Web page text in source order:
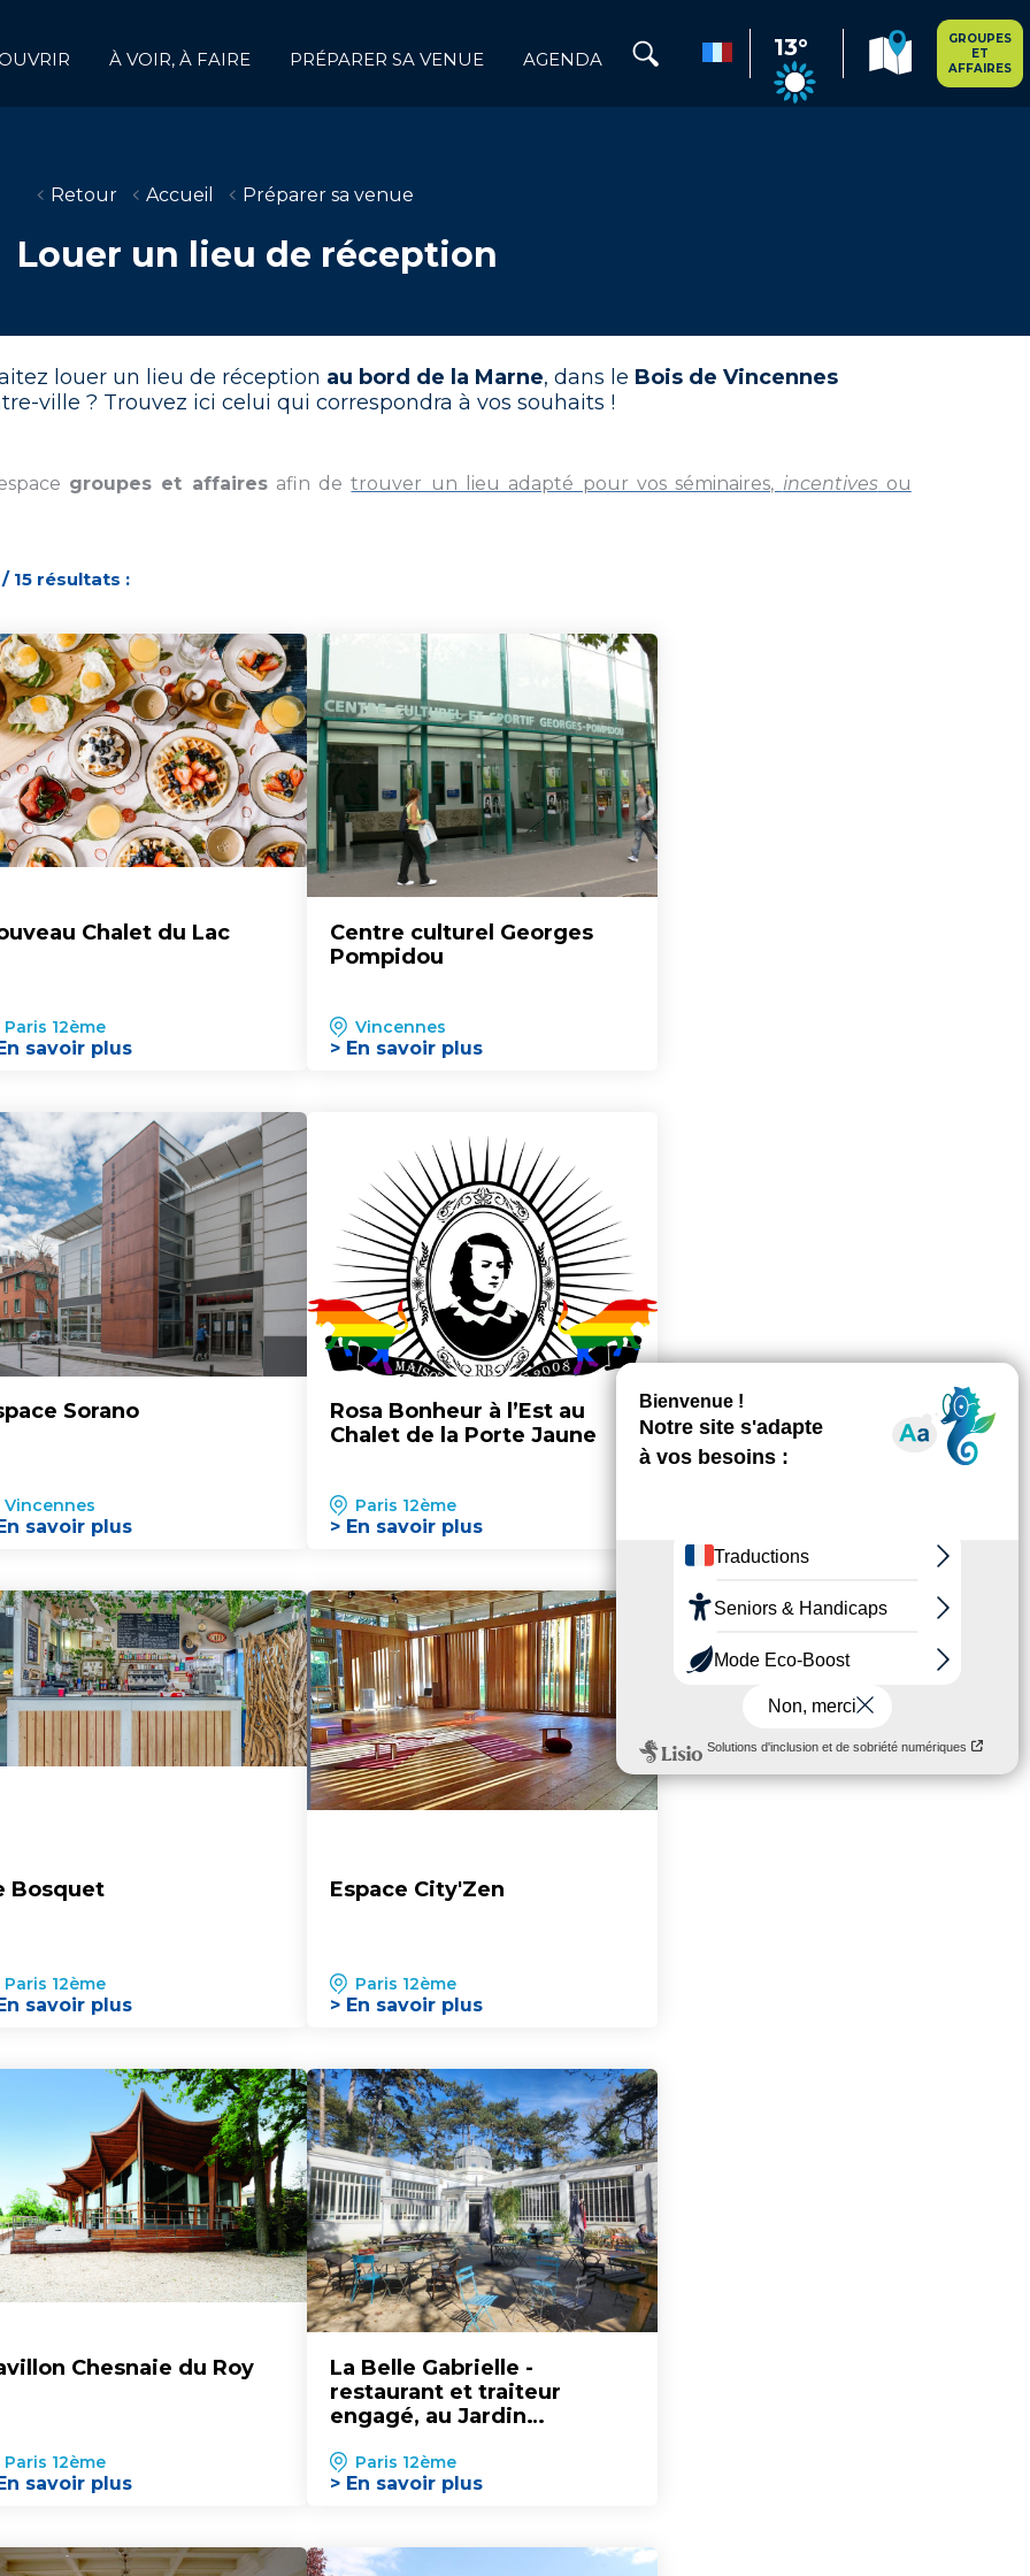
À VOIR, À FAIRE PRÉPARER SA VENUE AGENDA 13°
GROUPES
ET
AFFAIRES
Retour Accueil Préparer sa venue
Louer un lieu de réception
louer un lieu de réception au bord de la Marne, dans le Bois de Vincennes
ville ? Trouvez ici celui qui correspondra à vos souhaits !
groupes et affairesafin detrouver un lieu adapté pour vos séminaires, incentivesou
/ 15 résultats :
Chalet du Lac
Paris 12ème
savoir plus
Centre culturel Georges
Pompidou
Vincennes
> En savoir plus
Sorano
Vincennes
savoir plus
Rosa Bonheur à l’Est au
Chalet de la Porte Jaune
Paris 12ème
> En savoir plus
Bosquet
Paris 12ème
savoir plus
Espace City'Zen
Paris 12ème
> En savoir plus
Chesnaie du Roy
Paris 12ème
savoir plus
La Belle Gabrielle -
restaurant et traiteur
engagé, au Jardin
Paris 12ème
> En savoir plus